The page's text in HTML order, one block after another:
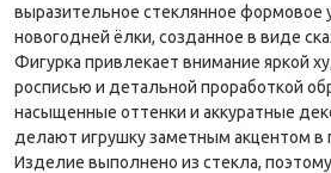
выразительное стеклянное формовое
новогодней ёлки, созданное в виде
Фигурка привлекает внимание яркой
росписью и детальной проработкой
насыщенные оттенки и аккуратные
делают игрушку заметным акцентом в
Изделие выполнено из стекла,